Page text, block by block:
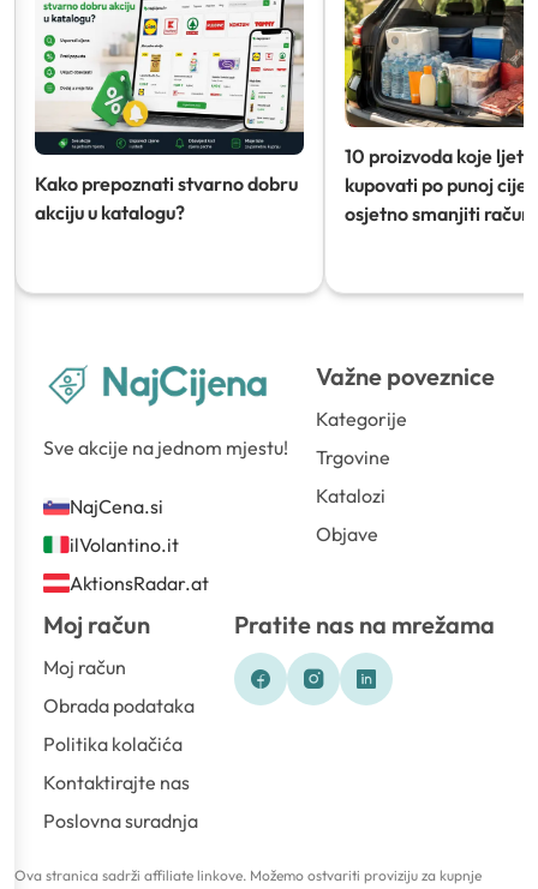
Kako prepoznati stvarno dobru
akciju u katalogu?
10 proizvoda koje ljeti
kupovati po punoj
osjetno smanjiti račun)
Sve akcije na jednom mjestu!
NajCena.si
ilVolantino.it
AktionsRadar.at
Važne poveznice
Kategorije
Trgovine
Katalozi
Objave
Moj račun
Moj račun
Obrada podataka
Politika kolačića
Kontaktirajte nas
Poslovna suradnja
Pratite nas na mrežama
Ova stranica sadrži affiliate linkove. Možemo ostvariti proviziju za kupnje